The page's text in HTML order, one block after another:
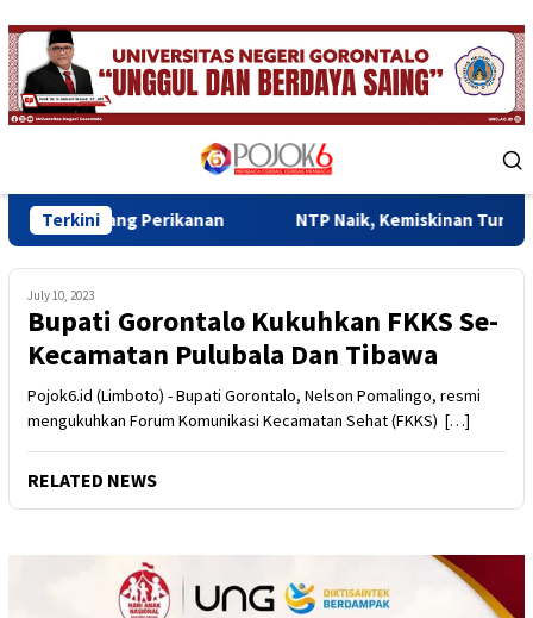
Skip
to
content
Menu
Terkini
Perikanan NTP Naik, Kemiskinan Turun, Ekonomi
July 10, 2023
Bupati Gorontalo Kukuhkan FKKS Se-
Kecamatan Pulubala Dan Tibawa
Pojok6.id (Limboto) - Bupati Gorontalo, Nelson Pomalingo, resmi
mengukuhkan Forum Komunikasi Kecamatan Sehat (FKKS) […]
RELATED NEWS